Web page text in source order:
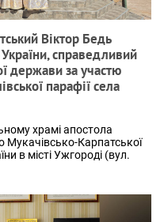
Віктор Бедь
справедливий
держави за участю
парафії села
храмі апостола
Мукачівсько-Карпатської
в місті Ужгороді (вул.